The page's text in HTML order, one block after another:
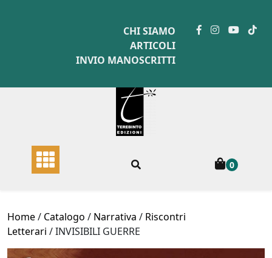
CHI SIAMO
ARTICOLI
INVIO MANOSCRITTI
0
Home/ Catalogo / Narrativa / Riscontri
Letterari / INVISIBILI GUERRE